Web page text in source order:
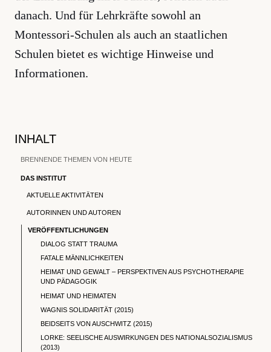
danach. Und für Lehrkräfte sowohl an
Montessori-Schulen als auch an staatlichen
Schulen bietet es wichtige Hinweise und
Informationen.
INHALT
BRENNENDE THEMEN VON HEUTE
DAS INSTITUT
AKTUELLE AKTIVITÄTEN
AUTORINNEN UND AUTOREN
VERÖFFENTLICHUNGEN
DIALOG STATT TRAUMA
FATALE MÄNNLICHKEITEN
HEIMAT UND GEWALT – PERSPEKTIVEN AUS PSYCHOTHERAPIE
UND PÄDAGOGIK
HEIMAT UND HEIMATEN
WAGNIS SOLIDARITÄT (2015)
BEIDSEITS VON AUSCHWITZ (2015)
LORKE: SEELISCHE AUSWIRKUNGEN DES NATIONALSOZIALISMUS
(2013)